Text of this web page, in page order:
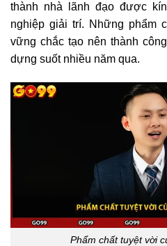
thành nhà lãnh đạo được
nghiệp giải trí. Những phẩm
vững chắc tạo nên thành
dựng suốt nhiều năm qua.
Phẩm chất tuyệt vời